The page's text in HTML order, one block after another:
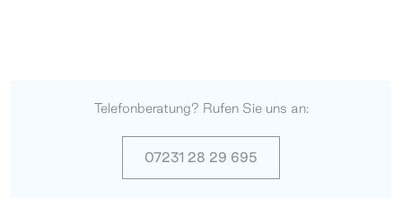
Telefonberatung? Rufen Sie uns an:
07231 28 29 695